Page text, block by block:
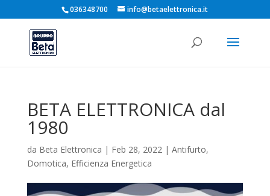
036348700 info@betaelettronica.it
BETA ELETTRONICA dal
1980
da Beta Elettronica | Feb 28, 2022| Antifurto,
Domotica, Efficienza Energetica